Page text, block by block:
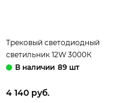
Трековый светодиодный
светильник 12W 3000К
ST455.436.12 чёрный Band ST-
89 шт
4 140 руб.